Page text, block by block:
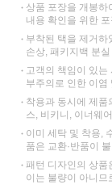
상품 포장을 개봉하
내용 확인을 위한
부착된 택을 제거하
손상, 패키지백 분실
고객의 책임이 있는
부주의로 인한 이염
착용과 동시에 제품
스, 비키니, 이너웨
이미 세탁 및 착용,
품은 교환·반품이
패턴 디자인의 상품
이는 불량이 아니므